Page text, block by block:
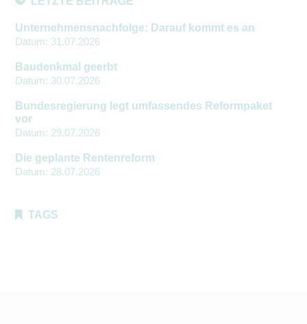
Unternehmensnachfolge: Darauf kommt es an
Datum: 31.07.2026
Baudenkmal geerbt
Datum: 30.07.2026
Bundesregierung legt umfassendes Reformpaket
vor
Datum: 29.07.2026
Die geplante Rentenreform
Datum: 28.07.2026
TAGS